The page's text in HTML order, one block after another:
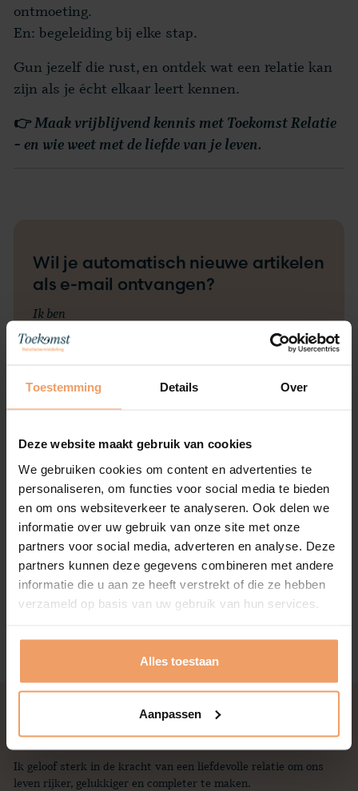
Toestemming Details Over
Deze website maakt gebruik van cookies
We gebruiken cookies om content en advertenties te
personaliseren, om functies voor social media te bieden
en om ons websiteverkeer te analyseren. Ook delen we
informatie over uw gebruik van onze site met onze
partners voor social media, adverteren en analyse. Deze
partners kunnen deze gegevens combineren met andere
informatie die u aan ze heeft verstrekt of die ze hebben
verzameld op basis van uw gebruik van hun services.
Alles toestaan
Aanpassen
ontmoeting.
En: begeleiding bij elke stap.
Gun jezelf die rust, en ontdek wat een relatie kan
zijn als je écht elkaar leert kennen.
👉Maak vrijblijvend kennis met Toekomst Relatie
– en wie weet met de liefde van je leven.
Wil je automatisch nieuwe artikelen
als e-mail ontvangen?
Ik ben
Man
E-mailadres *
Geschreven door
Paula Vogelzang
Ik geloof sterk in de kracht van een liefdevolle relatie om ons
leven rijker, gelukkiger en completer te maken.